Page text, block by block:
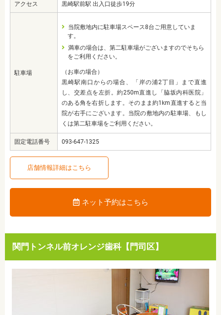
アクセス 黒崎駅前駅 出入口徒歩19分
駐車場
当院敷地内に駐車場スペース8台ご用意していま
す。
満車の場合は、第二駐車場がございますのでそちら
をご利用ください。
（お車の場合）
黒崎駅南口からの場合、「岸の浦2丁目」まで直進
し、交差点を左折。約250m直進し「脇坂内科医院」
のある角を右折します。そのまま約1km直進すると当
院が右手にございます。当院の敷地内の駐車場、もし
くは第二駐車場をご利用ください。
固定電話番号 093-647-1325
店舗情報詳細はこちら
ネット予約はこちら
関門トンネル前オレンジ歯科【門司区】